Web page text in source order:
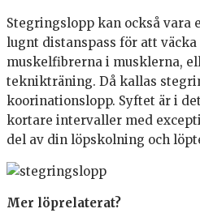
Stegringslopp kan också vara
lugnt distanspass för att väcka
muskelfibrerna i musklerna,
teknikträning. Då kallas
koorinationslopp. Syftet är i
kortare intervaller med
del av din löpskolning och
Mer löprelaterat?